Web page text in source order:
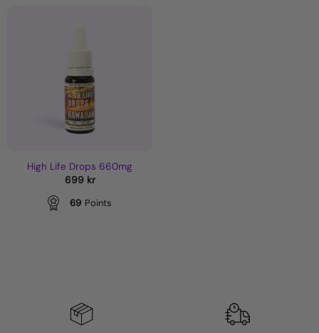
High Life Drops 660mg
699 kr
69 Points